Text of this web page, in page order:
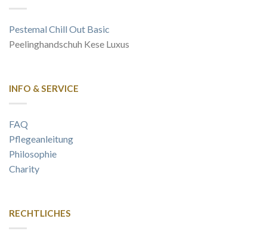
Pestemal Chill Out Basic
Peelinghandschuh Kese Luxus
INFO & SERVICE
FAQ
Pflegeanleitung
Philosophie
Charity
RECHTLICHES